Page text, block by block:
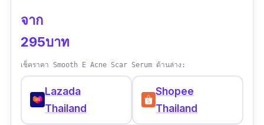
จาก
295บาท
เช็คราคา Smooth E Acne Scar Serum ด้านล่าง:
Lazada
Thailand
Shopee
Thailand